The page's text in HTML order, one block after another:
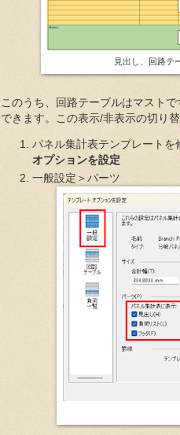
見出し、回路テ
このうち、回路テーブルはマスト
できます。この表示/非表示の切り
パネル集計表テンプレートを
オプションを設定
一般設定＞パーツ